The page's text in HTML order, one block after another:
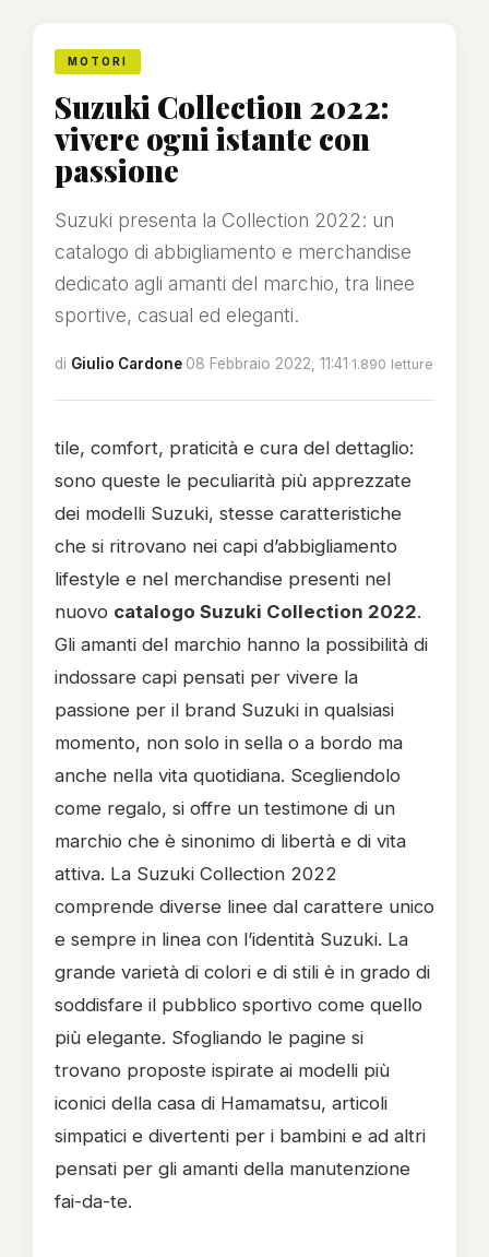
MOTORI
Suzuki Collection 2022:
vivere ogni istante con
passione
Suzuki presenta la Collection 2022: un
catalogo di abbigliamento e merchandise
dedicato agli amanti del marchio, tra linee
sportive, casual ed eleganti.
di Giulio Cardone·08 Febbraio 2022, 11:41·1.890 letture
tile, comfort, praticità e cura del dettaglio:
sono queste le peculiarità più apprezzate
dei modelli Suzuki, stesse caratteristiche
che si ritrovano nei capi d’abbigliamento
lifestyle e nel merchandise presenti nel
nuovo catalogo Suzuki Collection 2022.
Gli amanti del marchio hanno la possibilità di
indossare capi pensati per vivere la
passione per il brand Suzuki in qualsiasi
momento, non solo in sella o a bordo ma
anche nella vita quotidiana. Scegliendolo
come regalo, si offre un testimone di un
marchio che è sinonimo di libertà e di vita
attiva. La Suzuki Collection 2022
comprende diverse linee dal carattere unico
e sempre in linea con l’identità Suzuki. La
grande varietà di colori e di stili è in grado di
soddisfare il pubblico sportivo come quello
più elegante. Sfogliando le pagine si
trovano proposte ispirate ai modelli più
iconici della casa di Hamamatsu, articoli
simpatici e divertenti per i bambini e ad altri
pensati per gli amanti della manutenzione
fai-da-te.